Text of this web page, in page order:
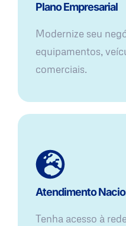
Plano Empresarial
Modernize seu
equipamentos,
comerciais.
Atendimento
Tenha acesso à